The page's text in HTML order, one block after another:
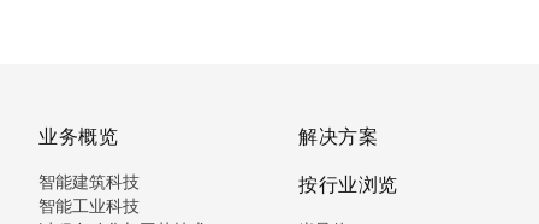
业务概览
智能建筑科技
智能工业科技
解决方案
按行业浏览